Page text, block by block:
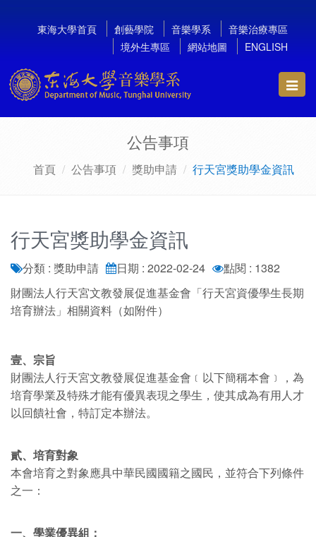
東海大學首頁 創藝學院 音樂學系
音樂治療專區
境外生專區
網站地圖 ENGLISH
公告事項
首頁 公告事項 獎助申請 行天宮獎助學金資訊
行天宮獎助學金資訊
分類 : 獎助申請 日期 : 2022-02-24
點閱 : 1382
財團法人行天宮文教發展促進基金會「行天宮資優學生長期
培育辦法」相關資料（如附件）
壹、宗旨
財團法人行天宮文教發展促進基金會﹝以下簡稱本會﹞，為
培育學業及特殊才能有優異表現之學生，使其成為有用人才
以回饋社會，特訂定本辦法。
貳、培育對象
本會培育之對象應具中華民國國籍之國民，並符合下列條件
之一：
一、學業優異組：